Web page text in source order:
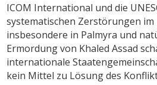
ICOM International und die
systematischen Zerstörungen im
insbesondere in Palmyra und
Ermordung von Khaled Assad
internationale
kein Mittel zu Lösung des